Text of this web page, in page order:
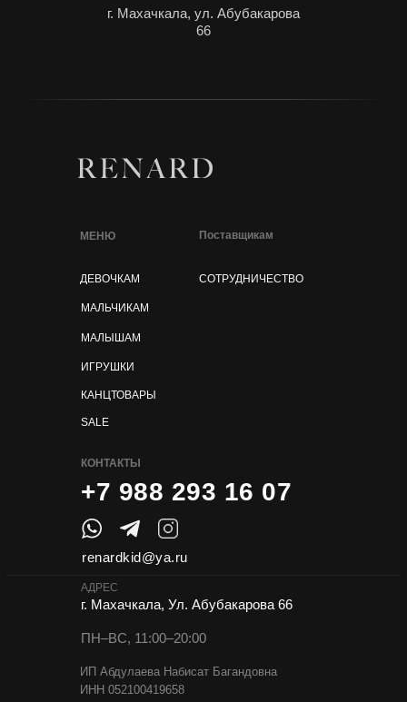
г. Махачкала, ул. Абубакарова
66
МЕНЮ
ДЕВОЧКАМ
МАЛЬЧИКАМ
МАЛЫШАМ
ИГРУШКИ
КАНЦТОВАРЫ
КОНТАКТЫ
+7 988 293 16 07
Поставщикам
renardkid@ya.ru
АДРЕС
г. Махачкала, Ул. Абубакарова 66
ПН–ВС, 11:00–20:00
СОТРУДНИЧЕСТВО
SALE
ИП Абдулаева Набисат Багандовна
ИНН 052100419658